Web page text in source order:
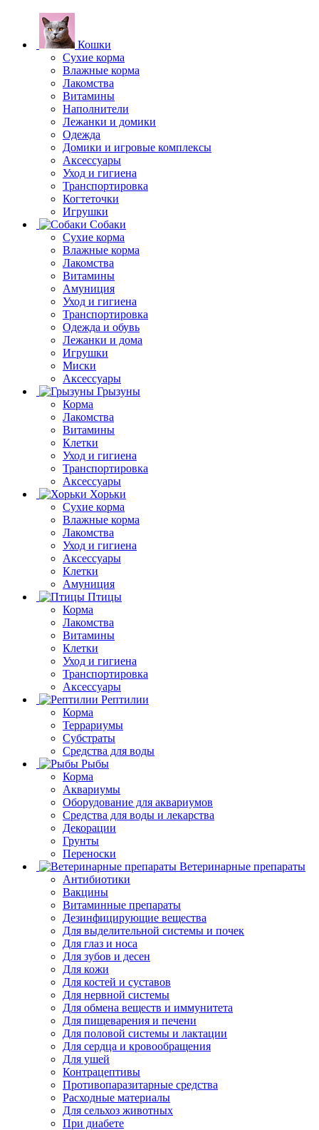
Кошки
Сухие корма
Влажные корма
Лакомства
Витамины
Наполнители
Лежанки и домики
Одежда
Домики и игровые комплексы
Аксессуары
Уход и гигиена
Транспортировка
Когтеточки
Игрушки
Собаки
Сухие корма
Влажные корма
Лакомства
Витамины
Амуниция
Уход и гигиена
Транспортировка
Одежда и обувь
Лежанки и дома
Игрушки
Миски
Аксессуары
Грызуны
Корма
Лакомства
Витамины
Клетки
Уход и гигиена
Транспортировка
Аксессуары
Хорьки
Сухие корма
Влажные корма
Лакомства
Уход и гигиена
Аксессуары
Клетки
Амуниция
Птицы
Корма
Лакомства
Витамины
Клетки
Уход и гигиена
Транспортировка
Аксессуары
Рептилии
Корма
Террариумы
Субстраты
Средства для воды
Рыбы
Корма
Аквариумы
Оборудование для аквариумов
Средства для воды и лекарства
Декорации
Грунты
Переноски
Ветеринарные препараты
Антибиотики
Вакцины
Витаминные препараты
Дезинфицирующие вещества
Для выделительной системы и почек
Для глаз и носа
Для зубов и десен
Для кожи
Для костей и суставов
Для нервной системы
Для обмена веществ и иммунитета
Для пищеварения и печени
Для половой системы и лактации
Для сердца и кровообращения
Для ушей
Контрацептивы
Противопаразитарные средства
Расходные материалы
Для сельхоз животных
При диабете